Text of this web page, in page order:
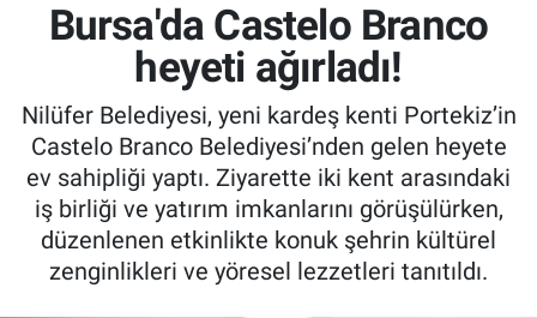
Bursa'da Castelo Branco
heyeti ağırladı!
Nilüfer Belediyesi, yeni kardeş kenti Portekiz’in
Castelo Branco Belediyesi’nden gelen heyete
ev sahipliği yaptı. Ziyarette iki kent arasındaki
iş birliği ve yatırım imkanlarını görüşülürken,
düzenlenen etkinlikte konuk şehrin kültürel
zenginlikleri ve yöresel lezzetleri tanıtıldı.
Ekonomi
Güncel
İnanç
Kadın & Aile
Kültür & Sanat
Son Dakika Haberleri
Haber Arşivi